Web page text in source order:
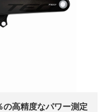
の高精度なパワー測定